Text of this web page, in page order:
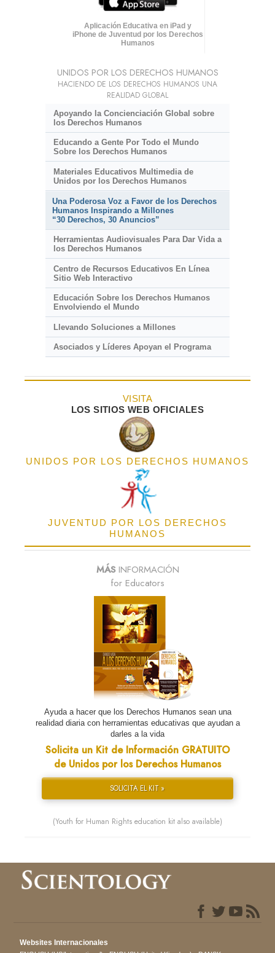
Aplicación Educativa en iPad y
iPhone de Juventud por los Derechos
Humanos
UNIDOS POR LOS DERECHOS HUMANOS
HACIENDO DE LOS DERECHOS HUMANOS UNA
REALIDAD GLOBAL
Apoyando la Concienciación Global sobre
los Derechos Humanos
Educando a Gente Por Todo el Mundo
Sobre los Derechos Humanos
Materiales Educativos Multimedia de
Unidos por los Derechos Humanos
Una Poderosa Voz a Favor de los Derechos
Humanos Inspirando a Millones
“30 Derechos, 30 Anuncios”
Herramientas Audiovisuales Para Dar Vida a
los Derechos Humanos
Centro de Recursos Educativos En Línea
Sitio Web Interactivo
Educación Sobre los Derechos Humanos
Envolviendo el Mundo
Llevando Soluciones a Millones
Asociados y Líderes Apoyan el Programa
VISITA
LOS SITIOS WEB OFICIALES
UNIDOS POR LOS DERECHOS HUMANOS
JUVENTUD POR LOS DERECHOS
HUMANOS
MÁSINFORMACIÓN
for Educators
Ayuda a hacer que los Derechos Humanos sean una
realidad diaria con herramientas educativas que ayudan a
darles a la vida
Solicita un Kit de Información GRATUITO
de Unidos por los Derechos Humanos
SOLICITA EL KIT »
(Youth for Human Rights education kit also available)
Websites Internacionales